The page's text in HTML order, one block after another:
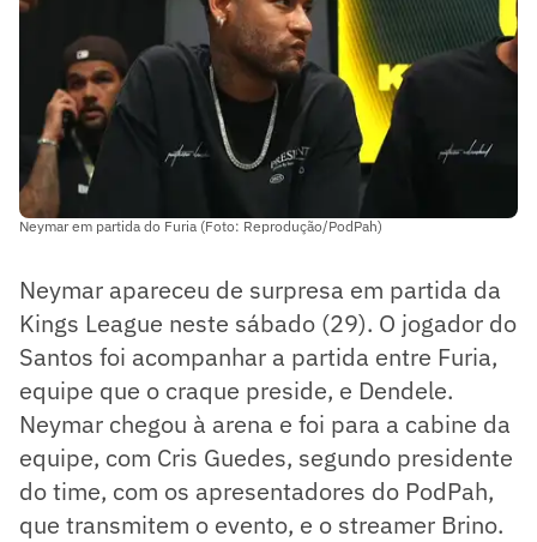
Neymar em partida do Furia (Foto: Reprodução/PodPah)
Neymar apareceu de surpresa em partida da
Kings League neste sábado (29). O jogador do
Santos foi acompanhar a partida entre Furia,
equipe que o craque preside, e Dendele.
Neymar chegou à arena e foi para a cabine da
equipe, com Cris Guedes, segundo presidente
do time, com os apresentadores do PodPah,
que transmitem o evento, e o streamer Brino.